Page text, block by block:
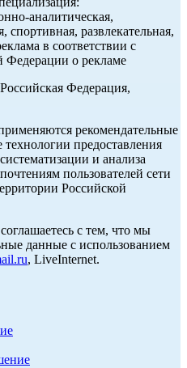
аналитическая,
спортивная, развлекательная,
в соответствии с
Федерации о рекламе
Федерация,
рекомендательные
предоставления
и анализа
пользователей сети
Российской
с тем, что мы
данные с использованием
, LiveInternet.